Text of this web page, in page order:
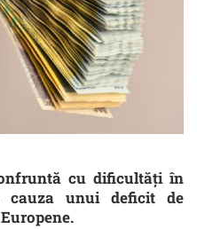
cu dificultăți în
cauza unui deficit de